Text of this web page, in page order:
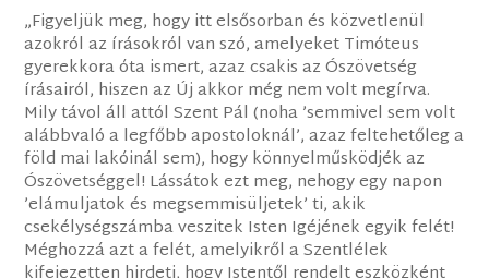
„Figyeljük meg, hogy itt elsősorban és közvetlenül
azokról az írásokról van szó, amelyeket Timóteus
gyerekkora óta ismert, azaz csakis az Ószövetség
írásairól, hiszen az Új akkor még nem volt megírva.
Mily távol áll attól Szent Pál (noha ’semmivel sem volt
alábbvaló a legfőbb apostoloknál’, azaz feltehetőleg a
föld mai lakóinál sem), hogy könnyelműsködjék az
Ószövetséggel! Lássátok ezt meg, nehogy egy napon
’elámuljatok és megsemmisüljetek’ ti, akik
csekélységszámba veszitek Isten Igéjének egyik felét!
Méghozzá azt a felét, amelyikről a Szentlélek